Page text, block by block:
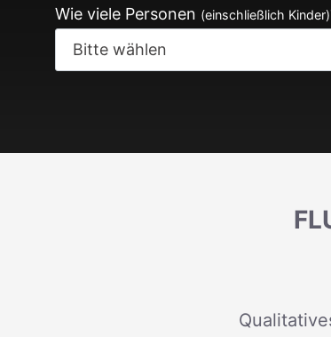
Wie viele Personen (einschließlich Kinder)